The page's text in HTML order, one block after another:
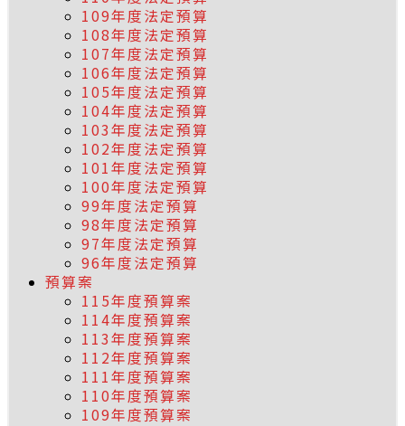
109年度法定預算
108年度法定預算
107年度法定預算
106年度法定預算
105年度法定預算
104年度法定預算
103年度法定預算
102年度法定預算
101年度法定預算
100年度法定預算
99年度法定預算
98年度法定預算
97年度法定預算
96年度法定預算
預算案
115年度預算案
114年度預算案
113年度預算案
112年度預算案
111年度預算案
110年度預算案
109年度預算案